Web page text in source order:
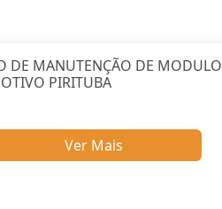
DE MANUTENÇÃO DE MODULO
PIRITUBA
Ver Mais